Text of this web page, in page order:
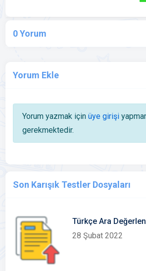
0 Yorum
Yorum Ekle
Yorum yazmak için üye girişi
gerekmektedir.
Son Karışık Testler Dosyaları
Türkçe Ara
28 Şubat 2022